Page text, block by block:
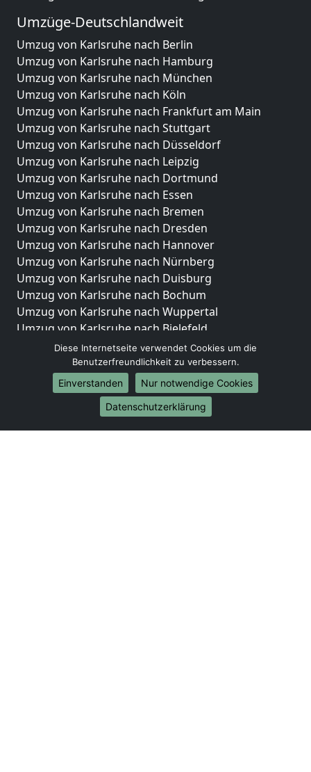
Umzüge-Deutschlandweit
Umzug von Karlsruhe nach Berlin
Umzug von Karlsruhe nach Hamburg
Umzug von Karlsruhe nach München
Umzug von Karlsruhe nach Köln
Umzug von Karlsruhe nach Frankfurt am Main
Umzug von Karlsruhe nach Stuttgart
Umzug von Karlsruhe nach Düsseldorf
Umzug von Karlsruhe nach Leipzig
Umzug von Karlsruhe nach Dortmund
Umzug von Karlsruhe nach Essen
Umzug von Karlsruhe nach Bremen
Umzug von Karlsruhe nach Dresden
Umzug von Karlsruhe nach Hannover
Umzug von Karlsruhe nach Nürnberg
Umzug von Karlsruhe nach Duisburg
Umzug von Karlsruhe nach Bochum
Umzug von Karlsruhe nach Wuppertal
Umzug von Karlsruhe nach Bielefeld
Umzug von Karlsruhe nach Bonn
Umzug von Karlsruhe nach Münster
Internationale-Umzüge
Umzug von Karlsruhe nach Brasilien
Umzug von Karlsruhe nach Brunei Darussalam
Diese Internetseite verwendet Cookies um die
Benutzerfreundlichkeit zu verbessern.
Einverstanden
Nur notwendige Cookies
Datenschutzerklärung